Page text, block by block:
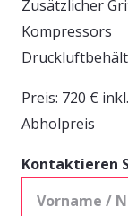
Zusätzlicher
Kompressors
Preis: 720 €
Abholpreis
Kontaktieren